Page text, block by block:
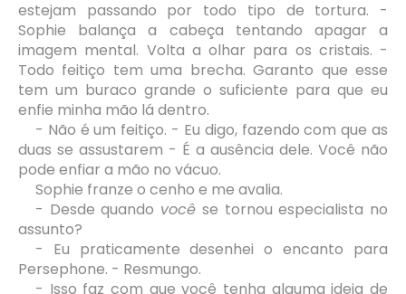
estejam passando por todo tipo de tortura. -
Sophie balança a cabeça tentando apagar a
imagem mental. Volta a olhar para os cristais. -
Todo feitiço tem uma brecha. Garanto que esse
tem um buraco grande o suficiente para que eu
enfie minha mão lá dentro.
- Não é um feitiço. - Eu digo, fazendo com que as
duas se assustarem - É a ausência dele. Você não
pode enfiar a mão no vácuo.
Sophie franze o cenho e me avalia.
- Desde quando você se tornou especialista no
assunto?
- Eu praticamente desenhei o encanto para
Persephone. - Resmungo.
- Isso faz com que você tenha alguma ideia de